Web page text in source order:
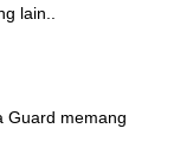
lain..
Guard memang